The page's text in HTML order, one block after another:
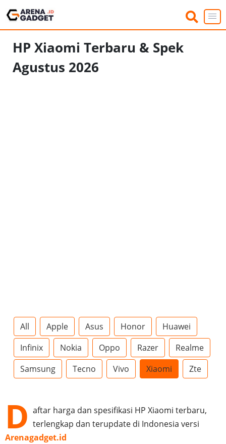
HP Xiaomi Terbaru & Spek
Agustus 2026
All Apple Asus Honor
Huawei
Infinix
Nokia Oppo Razer
Realme
Samsung
Tecno Vivo Xiaomi Zte
D aftar harga dan spesifikasi HP Xiaomi terbaru,
terlengkap dan terupdate di Indonesia versi
Arenagadget.id